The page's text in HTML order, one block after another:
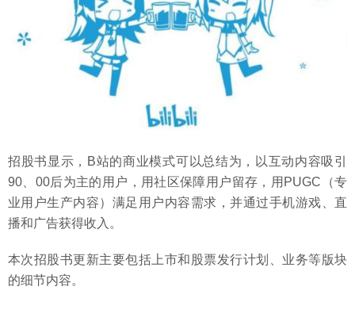
招股书显示，B站的商业模式可以总结为，以互动内容吸引
90、00后为主的用户，用社区保障用户留存，用PUGC（专
业用户生产内容）满足用户内容需求，并通过手机游戏、直
播和广告获得收入。
本次招股书更新主要包括上市和股票发行计划、业务等版块
的细节内容。